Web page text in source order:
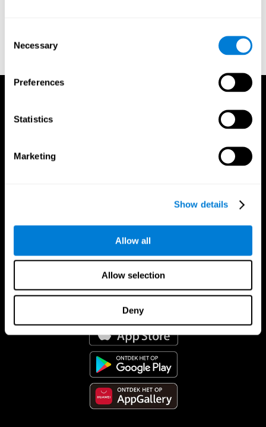
Selection
Necessary
Preferences
Statistics
Marketing
Show details
Allow all
Allow selection
Deny
information under conditions approaching a steady state.
Journal of Experimental Psychology, 62(3), 302–309.
CogniFit App